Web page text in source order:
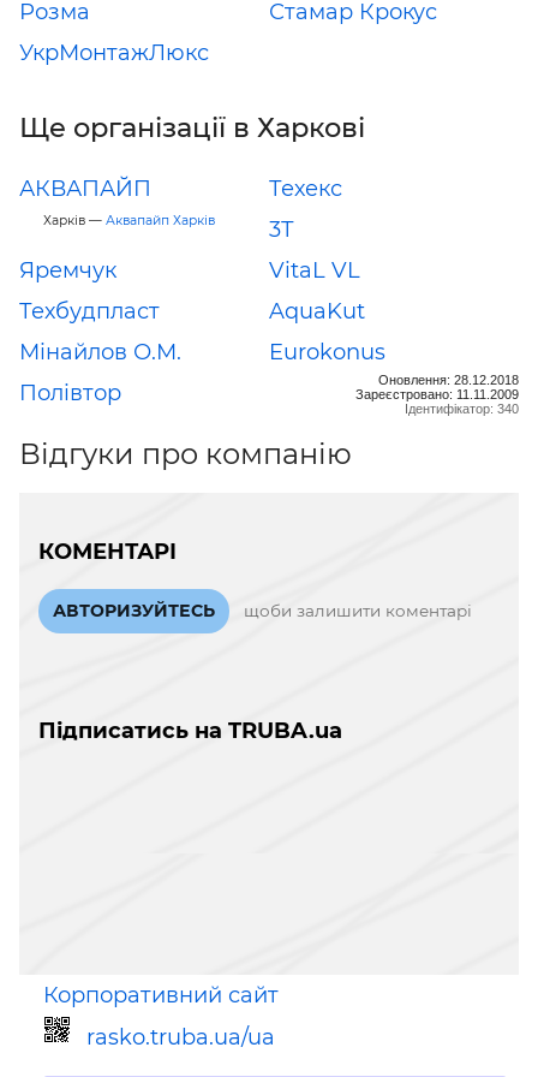
Розма
Стамар Крокус
УкрМонтажЛюкс
Ще організації в Харкові
АКВАПАЙП
Харків — Аквапайп Харків
Техекс
3Т
Яремчук
VitaL VL
Техбудпласт
AquaKut
Мінайлов О.М.
Eurokonus
Полівтор
Оновлення: 28.12.2018
Зареєстровано: 11.11.2009
Ідентифікатор: 340
Відгуки про компанію
КОМЕНТАРІ
АВТОРИЗУЙТЕСЬ щоби залишити коментарі
Підписатись на TRUBA.ua
Корпоративний сайт
rasko.truba.ua/ua